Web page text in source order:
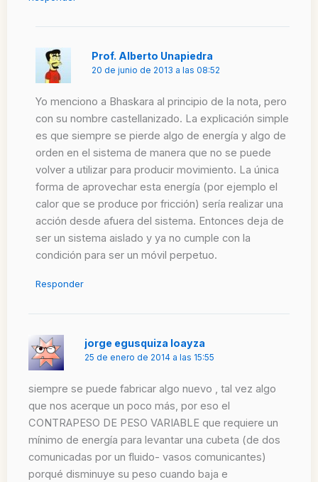
Prof. Alberto Unapiedra
20 de junio de 2013 a las 08:52
Yo menciono a Bhaskara al principio de la nota, pero
con su nombre castellanizado. La explicación simple
es que siempre se pierde algo de energía y algo de
orden en el sistema de manera que no se puede
volver a utilizar para producir movimiento. La única
forma de aprovechar esta energía (por ejemplo el
calor que se produce por fricción) sería realizar una
acción desde afuera del sistema. Entonces deja de
ser un sistema aislado y ya no cumple con la
condición para ser un móvil perpetuo.
Responder
jorge egusquiza loayza
25 de enero de 2014 a las 15:55
siempre se puede fabricar algo nuevo , tal vez algo
que nos acerque un poco más, por eso el
CONTRAPESO DE PESO VARIABLE que requiere un
mínimo de energía para levantar una cubeta (de dos
comunicadas por un fluido- vasos comunicantes)
porqué disminuye su peso cuando baja e